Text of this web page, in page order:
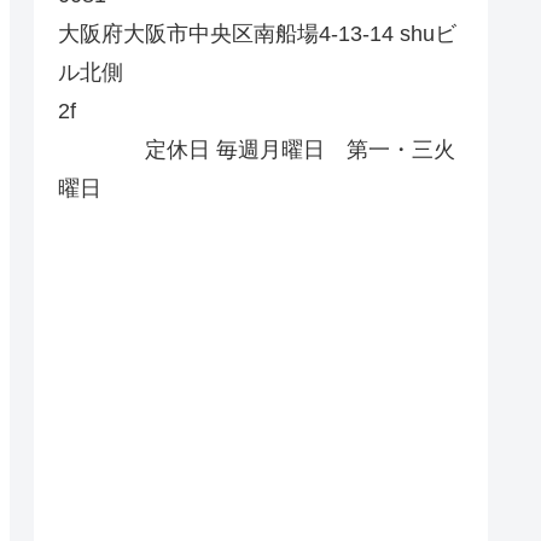
大阪府大阪市中央区南船場4-13-14 shuビ
ル北側
2f
定休日 毎週月曜日 第一・三火
曜日